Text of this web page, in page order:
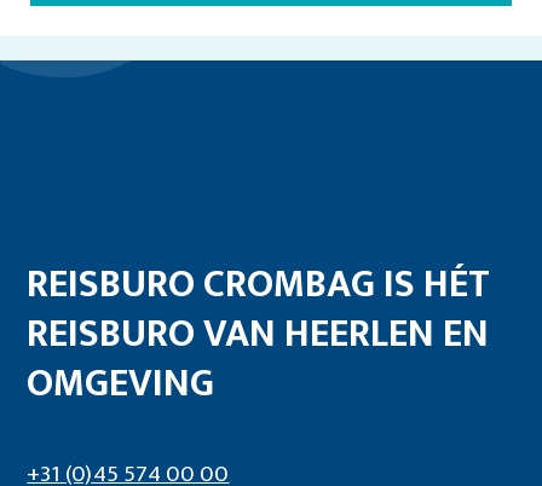
REISBURO CROMBAG IS HÉT
REISBURO VAN HEERLEN EN
OMGEVING
+31 (0)45 574 00 00